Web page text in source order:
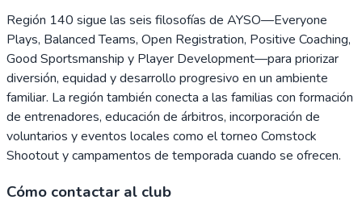
Región 140 sigue las seis filosofías de AYSO—Everyone
Plays, Balanced Teams, Open Registration, Positive Coaching,
Good Sportsmanship y Player Development—para priorizar
diversión, equidad y desarrollo progresivo en un ambiente
familiar. La región también conecta a las familias con formación
de entrenadores, educación de árbitros, incorporación de
voluntarios y eventos locales como el torneo Comstock
Shootout y campamentos de temporada cuando se ofrecen.
Cómo contactar al club